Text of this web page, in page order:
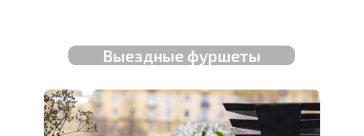
Выездные фуршеты